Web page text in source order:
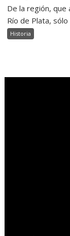
De la región, que
Río de Plata, sólo
Historia